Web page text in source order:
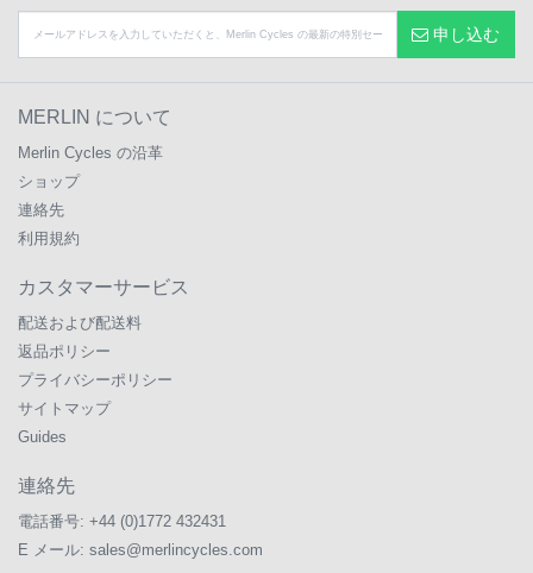
申し込む
MERLIN について
Merlin Cycles の沿革
ショップ
連絡先
利用規約
カスタマーサービス
配送および配送料
返品ポリシー
プライバシーポリシー
サイトマップ
Guides
連絡先
電話番号: +44 (0)1772 432431
E メール: sales@merlincycles.com